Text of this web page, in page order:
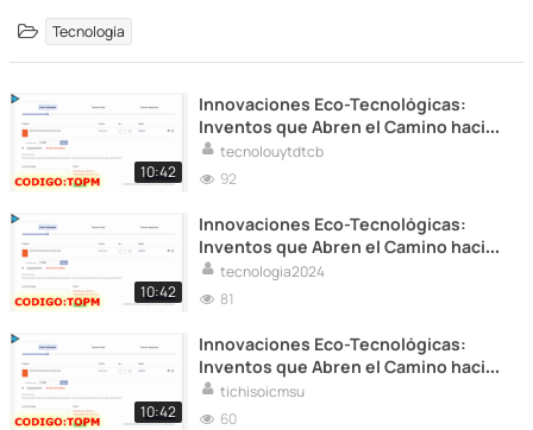
Tecnología
10:42
Innovaciones Eco-Tecnológicas:
Inventos que Abren el Camino hacia
la Sostenibilidad
tecnolouytdtcb
92
10:42
Innovaciones Eco-Tecnológicas:
Inventos que Abren el Camino hacia
la Sostenibilidad
tecnologia2024
81
10:42
Innovaciones Eco-Tecnológicas:
Inventos que Abren el Camino hacia
la Sostenibilidad
tichisoicmsu
60